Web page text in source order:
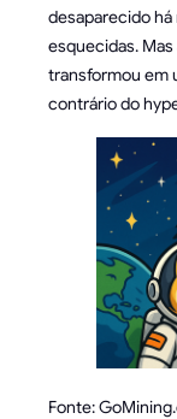
desaparecido
esquecidas.
transformou em
contrário do
Fonte: